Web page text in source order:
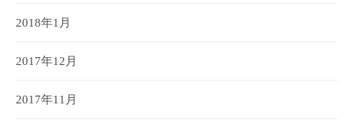
2018年1月
2017年12月
2017年11月